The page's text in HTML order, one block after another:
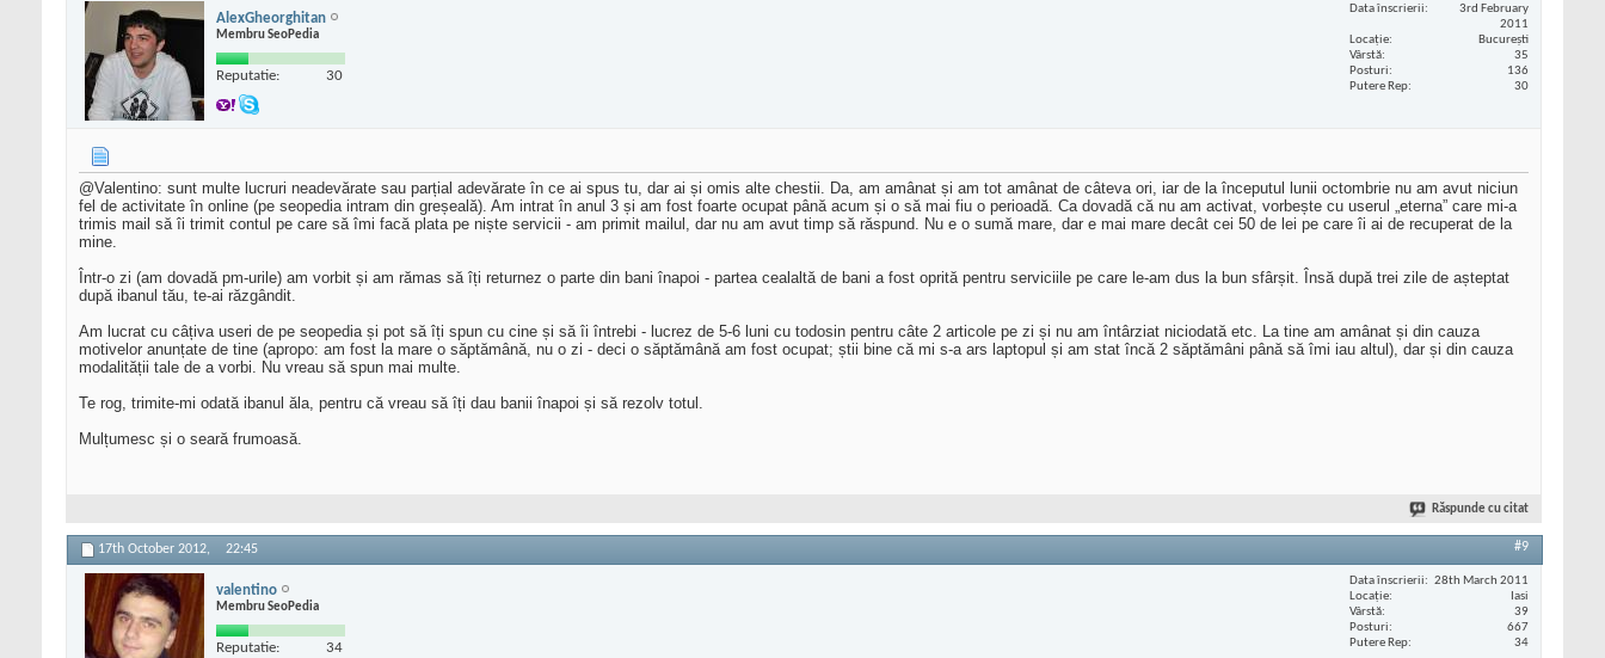
AlexGheorghitan
Membru SeoPedia
Reputatie: 30
Data înscrierii
3rd February
2011
Locaţie
București
Vârstă
35
Posturi
136
Putere Rep
30
@Valentino: sunt multe lucruri neadevărate sau parțial adevărate în ce ai spus tu, dar ai și omis alte chestii. Da, am amânat și am tot amânat de câteva ori, iar de la începutul lunii octombrie nu am avut niciun
fel de activitate în online (pe seopedia intram din greșeală). Am intrat în anul 3 și am fost foarte ocupat până acum și o să mai fiu o perioadă. Ca dovadă că nu am activat, vorbește cu userul „eterna” care mi-a
trimis mail să îi trimit contul pe care să îmi facă plata pe niște servicii - am primit mailul, dar nu am avut timp să răspund. Nu e o sumă mare, dar e mai mare decât cei 50 de lei pe care îi ai de recuperat de la
mine.
Într-o zi (am dovadă pm-urile) am vorbit și am rămas să îți returnez o parte din bani înapoi - partea cealaltă de bani a fost oprită pentru serviciile pe care le-am dus la bun sfârșit. Însă după trei zile de așteptat
după ibanul tău, te-ai răzgândit.
Am lucrat cu câțiva useri de pe seopedia și pot să îți spun cu cine și să îi întrebi - lucrez de 5-6 luni cu todosin pentru câte 2 articole pe zi și nu am întârziat niciodată etc. La tine am amânat și din cauza
motivelor anunțate de tine (apropo: am fost la mare o săptămână, nu o zi - deci o săptămână am fost ocupat; știi bine că mi s-a ars laptopul și am stat încă 2 săptămâni până să îmi iau altul), dar și din cauza
modalității tale de a vorbi. Nu vreau să spun mai multe.
Te rog, trimite-mi odată ibanul ăla, pentru că vreau să îți dau banii înapoi și să rezolv totul.
Mulțumesc și o seară frumoasă.
Răspunde cu citat
17th October 2012, 22:45 #9
valentino
Membru SeoPedia
Reputatie: 34
Data înscrierii
28th March 2011
Locaţie
Iasi
Vârstă
39
Posturi
667
Putere Rep
34